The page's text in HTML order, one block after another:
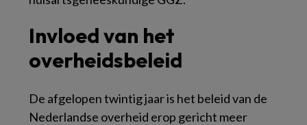
Invloed van het
overheidsbeleid
De afgelopen twintig jaar is het beleid van de
Nederlandse overheid erop gericht meer